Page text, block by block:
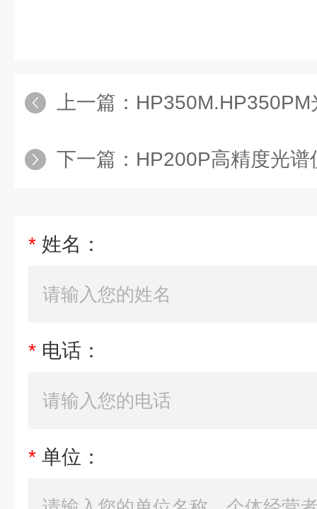
上一篇： HP350M.HP350PM
下一篇： HP200P高精度光谱
* 姓名：
* 电话：
* 单位：